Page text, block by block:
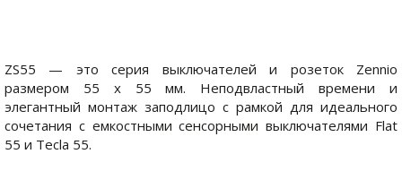
ZS55 — это серия выключателей и розеток Zennio
размером 55 x 55 мм. Неподвластный времени и
элегантный монтаж заподлицо с рамкой для идеального
сочетания с емкостными сенсорными выключателями Flat
55 и Tecla 55.